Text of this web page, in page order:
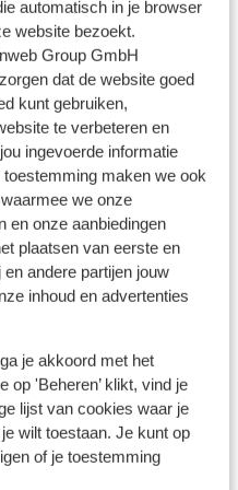
automatisch in je browser
website bezoekt.
Group GmbH
dat de website goed
kunt gebruiken,
te verbeteren en
ingevoerde informatie
maken we ook
we onze
en onze aanbiedingen
plaatsen van eerste en
andere partijen jouw
inhoud en advertenties
je akkoord met het
op 'Beheren’ klikt, vind je
lijst van cookies waar je
wilt toestaan. Je kunt op
of je toestemming
ikke til kø
sådan et
6 Goed
vanaf prijs p.p.
€ 468
in Turkse